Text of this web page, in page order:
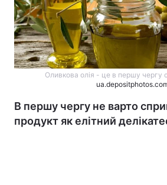
Оливкова олія - це в першу чергу
В першу чергу не варто
продукт як елітний